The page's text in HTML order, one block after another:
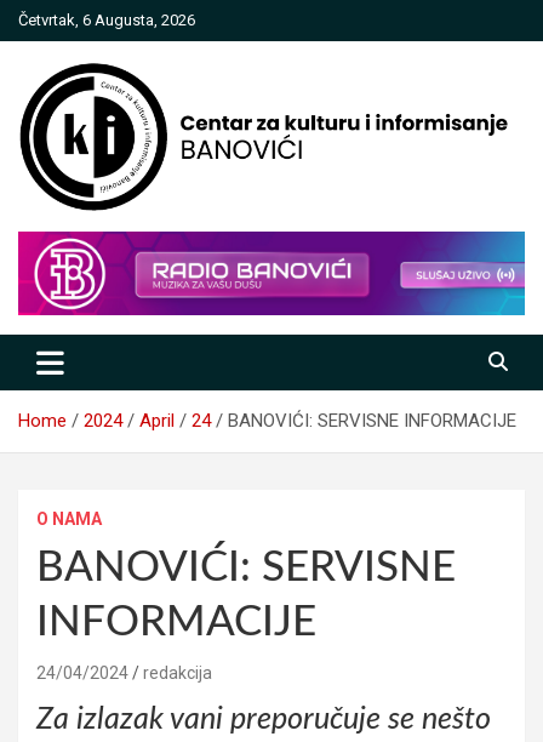
Skip
to
Četvrtak, 6 Augusta, 2026
Centar za kulturu i informisanje
Banovići
Home 2024 April 24 BANOVIĆI: SERVISNE INFORMACIJE
O NAMA
BANOVIĆI: SERVISNE
INFORMACIJE
24/04/2024 redakcija
Za izlazak vani preporučuje se nešto